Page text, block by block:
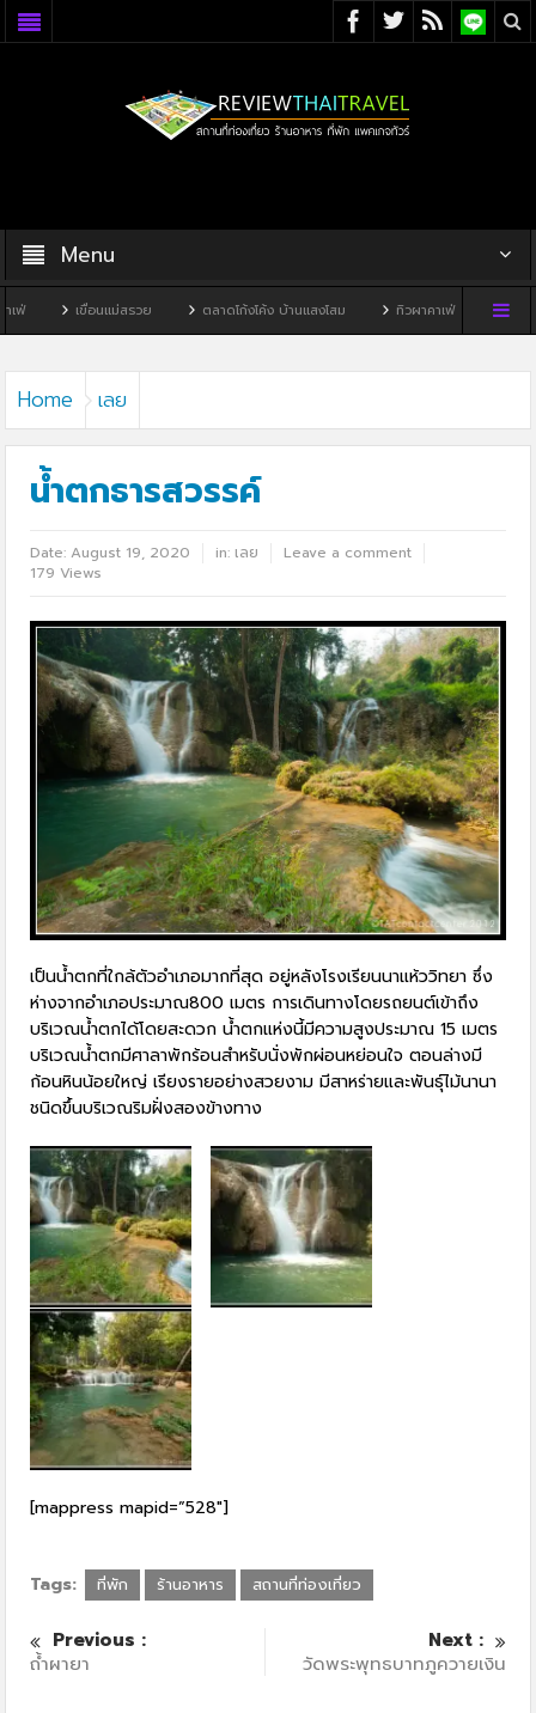
Menu
อนแม่สรวย ตลาดโก้งโค้ง บ้านแสงโสม ทิวผาคาเฟ่ บ้านพิพิธภัณฑ์ไทดำ
Home เลย
น้ำตกธารสวรรค์
Date:August 19, 2020 in: เลย
Leave a comment
179 Views
เป็นน้ำตกที่ใกล้ตัวอำเภอมากที่สุด อยู่หลังโรงเรียนนาแห้ววิทยา ซึ่ง
ห่างจากอำเภอประมาณ800 เมตร การเดินทางโดยรถยนต์เข้าถึง
บริเวณน้ำตกได้โดยสะดวก น้ำตกแห่งนี้มีความสูงประมาณ 15 เมตร
บริเวณน้ำตกมีศาลาพักร้อนสำหรับนั่งพักผ่อนหย่อนใจ ตอนล่างมี
ก้อนหินน้อยใหญ่ เรียงรายอย่างสวยงาม มีสาหร่ายและพันธุ์ไม้นานา
ชนิดขึ้นบริเวณริมฝั่งสองข้างทาง
[mappress mapid=”528″]
Tags: ที่พัก ร้านอาหาร สถานที่ท่องเที่ยว
Previous :
ถ้ำผายา
Next :
วัดพระพุทธบาทภูควายเงิน